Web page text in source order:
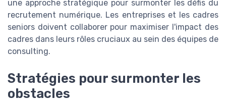
une approche stratégique pour surmonter les défis du
recrutement numérique. Les entreprises et les cadres
seniors doivent collaborer pour maximiser l'impact des
cadres dans leurs rôles cruciaux au sein des équipes de
consulting.
Stratégies pour surmonter les
obstacles